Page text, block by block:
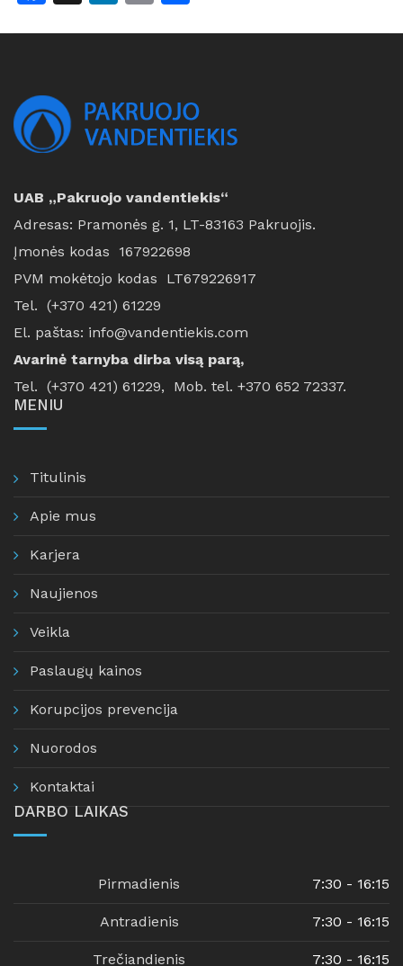
UAB „Pakruojo vandentiekis“
Adresas: Pramonės g. 1, LT-83163 Pakruojis.
Įmonės kodas 167922698
PVM mokėtojo kodas LT679226917
Tel. (+370 421) 61229
El. paštas: info@vandentiekis.com
Avarinė tarnyba dirba visą parą,
Tel. (+370 421) 61229, Mob. tel. +370 652 72337.
MENIU
Titulinis
Apie mus
Karjera
Naujienos
Veikla
Paslaugų kainos
Korupcijos prevencija
Nuorodos
Kontaktai
DARBO LAIKAS
Pirmadienis 7:30 - 16:15
Antradienis 7:30 - 16:15
Trečiandienis 7:30 - 16:15